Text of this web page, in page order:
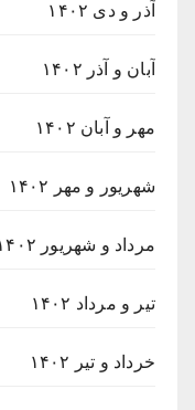
آذر و دی ۱۴۰۲
آبان و آذر ۱۴۰۲
مهر و آبان ۱۴۰۲
شهریور و مهر ۱۴۰۲
مرداد و شهریور ۱۴۰۲
تیر و مرداد ۱۴۰۲
خرداد و تیر ۱۴۰۲